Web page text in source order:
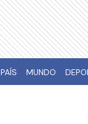
PAÍS MUNDO